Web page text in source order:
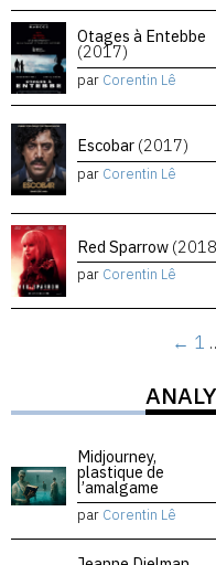
Otages à Entebbe
(2017)
par Corentin Lê
Escobar (2017)
par Corentin Lê
Red Sparrow
par Corentin Lê
← 1
Midjourney,
plastique de
l’amalgame
par Corentin Lê